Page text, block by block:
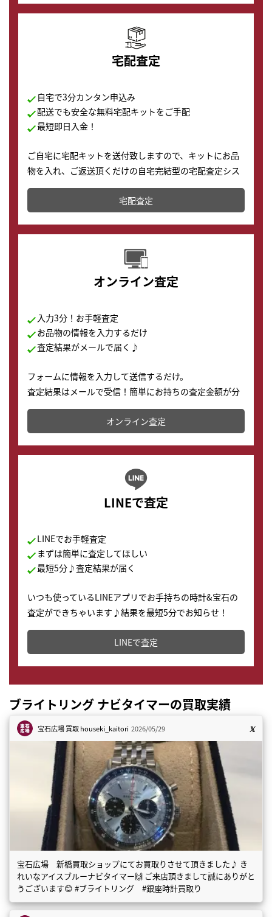
宅配査定
自宅で3分カンタン申込み
配送でも安全な無料宅配キットをご手配
最短即日入金！
ご自宅に宅配キットを送付致しますので、キットにお品
物を入れ、ご返送頂くだけの自宅完結型の宅配査定シス
テムです。
配送でも簡単&安全に査定・買取に出すことが可能で
す。
宅配査定
オンライン査定
入力3分！お手軽査定
お品物の情報を入力するだけ
査定結果がメールで届く♪
フォームに情報を入力して送信するだけ。
査定結果はメールで受信！簡単にお持ちの査定金額が分
かります。
オンライン査定
LINEで査定
LINEでお手軽査定
まずは簡単に査定してほしい
最短5分♪査定結果が届く
いつも使っているLINEアプリでお手持ちの時計&宝石の
査定ができちゃいます♪結果を最短5分でお知らせ！
どこからでもすぐに査定金額を知ることが出来ます。
LINEで査定
ブライトリング ナビタイマーの買取実績
宝石広場 買取houseki_kaitori 2026/05/29
宝石広場 新橋買取ショップにてお買取りさせて頂きました♪ き
れいなアイスブルーナビタイマー🙌 ご来店頂きまして誠にありがと
うございます😊 #ブライトリング #銀座時計買取り